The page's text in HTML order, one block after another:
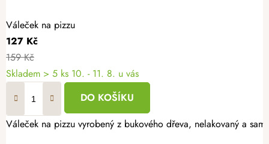
Váleček na pizzu
127 Kč
159 Kč
Skladem > 5 ks 10. - 11. 8. u vás
DO KOŠÍKU
Váleček na pizzu vyrobený z bukového dřeva, nelakovaný a